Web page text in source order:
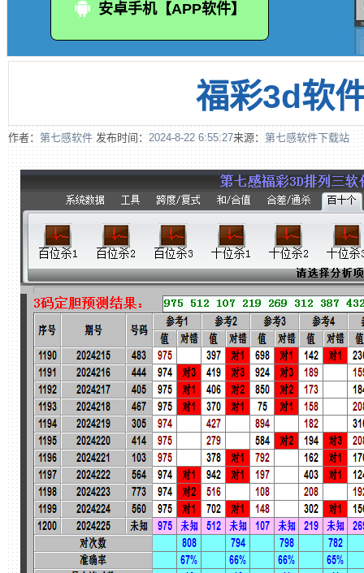
安卓手机【APP软件】
福彩3d软
作者： 第七感软件发布时间： 2024-8-22 6:55:27来源：第七感软件下载站